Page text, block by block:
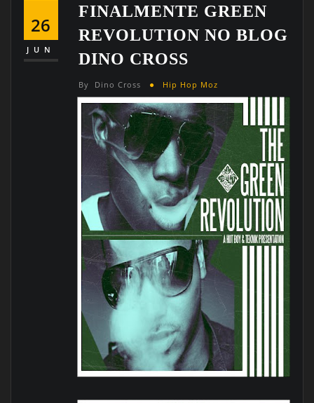
26
JUN
FINALMENTE GREEN
REVOLUTION NO BLOG
DINO CROSS
By Dino Cross Hip Hop Moz